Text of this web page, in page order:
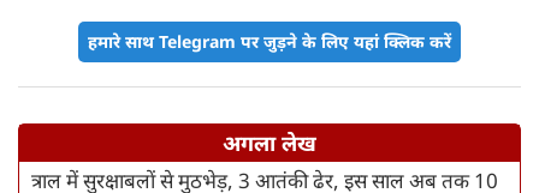
हमारे साथ Telegram पर जुड़ने के लिए यहां क्लिक करें
अगला लेख
त्राल में सुरक्षाबलों से मुठभेड़, 3 आतंकी ढेर, इस साल अब तक 10